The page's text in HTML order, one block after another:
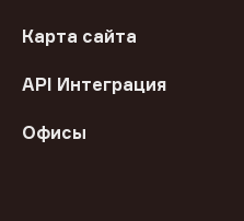
Карта сайта
API Интеграция
Офисы